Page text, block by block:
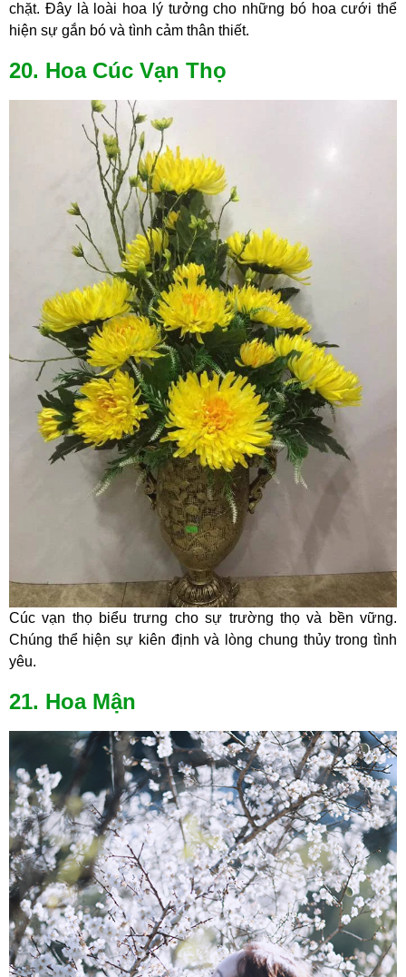
chặt. Đây là loài hoa lý tưởng cho những bó hoa cưới thể
hiện sự gắn bó và tình cảm thân thiết.
20. Hoa Cúc Vạn Thọ
Cúc vạn thọ biểu trưng cho sự trường thọ và bền vững.
Chúng thể hiện sự kiên định và lòng chung thủy trong tình
yêu.
21. Hoa Mận